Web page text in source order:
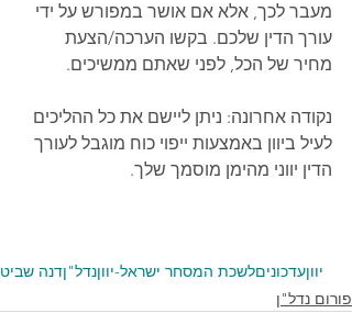
מעבר לכך, אלא אם אושר במפורש על ידי
עורך הדין שלכם. בקשו הערכה/הצעת
מחיר של הכל, לפני שאתם ממשיכים.
נקודה אחרונה: ניתן ליישם את כל ההליכים
לעיל ביוון באמצעות ייפוי כוח מוגבל לעורך
הדין יווני מהימן מוסמך שלך.
יווןעדכוניםלשכת המסחר ישראל-יווןנדל"ןדנה שביט
פורום נדל"ן